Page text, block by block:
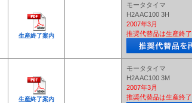
生産終了案内
モータタイマ
H2A AC100 3H
2007年3月
推奨代替品は生産終了
生産終了案内
モータタイマ
H2A AC100 3M
2007年3月
推奨代替品は生産終了